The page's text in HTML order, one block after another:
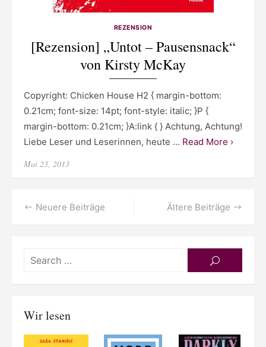
REZENSION
[Rezension] „Untot – Pausensnack“
von Kirsty McKay
Copyright: Chicken House H2 { margin-bottom:
0.21cm; font-size: 14pt; font-style: italic; }P {
margin-bottom: 0.21cm; }A:link { } Achtung, Achtung!
Liebe Leser und Leserinnen, heute … Read More ›
Posted
Mai 23, 2013
Beitragsnavigation Ältere Beiträge
Neuere Beiträge
SEARCH
Wir lesen